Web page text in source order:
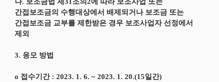
간접보조금의 수행대상에서 배제되거나 보조금 또는
간접보조금 교부를 제한받은 경우 보조사업자 선정에서
제외
3. 응모 방법
o 접수기간 : 2023. 1. 6. ~ 2023. 1. 20.(15일간)